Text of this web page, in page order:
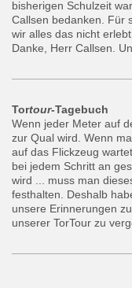
bisherigen Schulzeit
Callsen bedanken. Für
wir alles das nicht
Danke, Herr Callsen.
Tortour-Tagebuch
Wenn jeder Meter auf
zur Qual wird. Wenn
auf das Flickzeug
bei jedem Schritt an
wird ... muss man
festhalten. Deshalb
unsere Erinnerungen
unserer TorTour zu